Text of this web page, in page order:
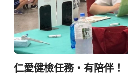
仁愛健檢任務‧有陪伴！